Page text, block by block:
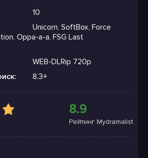
10
Unicorn, SoftBox, Force
Oppa-a-a, FSG Last
WEB-DLRip 720p
8.3+
8.9
Рейтинг Mydramalist